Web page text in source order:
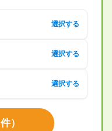
選択する
選択する
選択する
件）